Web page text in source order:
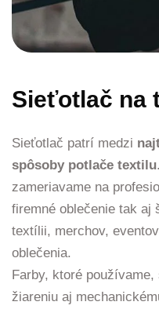
Sieťotlač na
Sieťotlač patrí medzi
spôsoby potlače textilu
zameriavame na
firemné oblečenie tak aj
textílii, merchov,
oblečenia.
Farby, ktoré
žiareniu aj